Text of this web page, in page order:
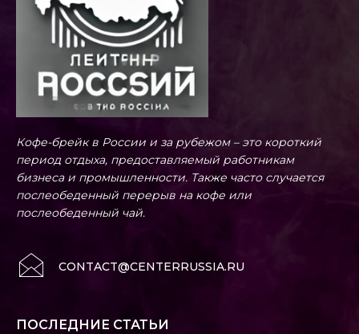
Кофе-брейк в России и за рубежом – это короткий
период отдыха, предоставляемый работникам
бизнеса и промышленности. Также часто случается
послеобеденный перерыв на кофе или
послеобеденный чай.
CONTACT@CENTERRUSSIA.RU
ПОСЛЕДНИЕ СТАТЬИ